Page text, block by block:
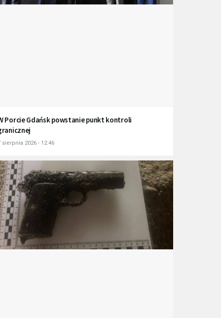
Porcie Gdańsk powstanie punkt kontroli
sierpnia 2026 - 12:46